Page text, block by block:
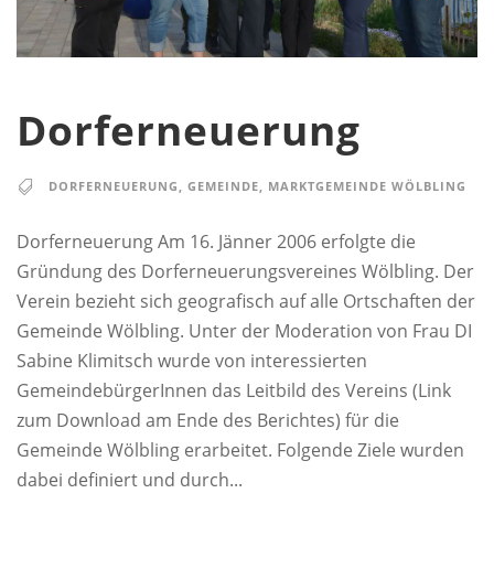
Dorferneuerung
DORFERNEUERUNG GEMEINDE MARKTGEMEINDE WÖLBLING
Dorferneuerung Am 16. Jänner 2006 erfolgte die
Gründung des Dorferneuerungsvereines Wölbling. Der
Verein bezieht sich geografisch auf alle Ortschaften der
Gemeinde Wölbling. Unter der Moderation von Frau DI
Sabine Klimitsch wurde von interessierten
GemeindebürgerInnen das Leitbild des Vereins (Link
zum Download am Ende des Berichtes) für die
Gemeinde Wölbling erarbeitet. Folgende Ziele wurden
dabei definiert und durch...